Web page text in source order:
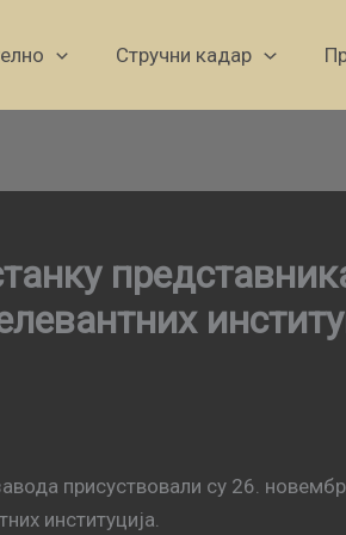
Стручни кадар
присуствовали су 26.
институција.